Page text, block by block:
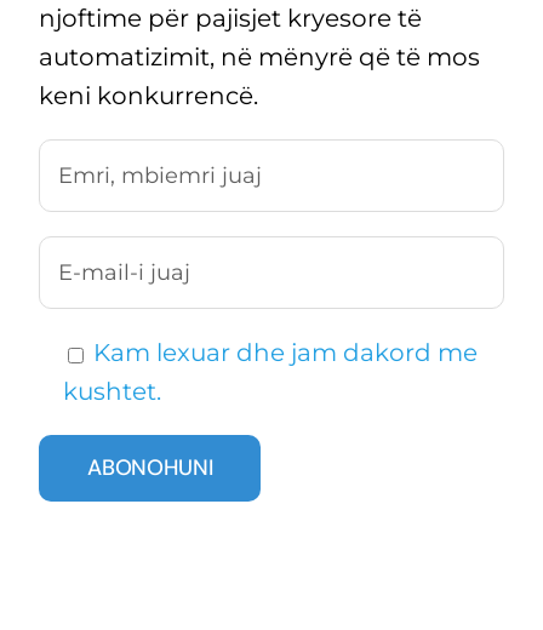
njoftime për pajisjet kryesore të
automatizimit, në mënyrë që të mos
keni konkurrencë.
Kam lexuar dhe jam dakord me
kushtet.